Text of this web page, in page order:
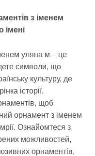
з іменем
імені
уляна м – це
символи, що
культуру, де
історії.
щоб
орнамент з іменем
Ознайомтеся з
можливостей,
орнаментів,